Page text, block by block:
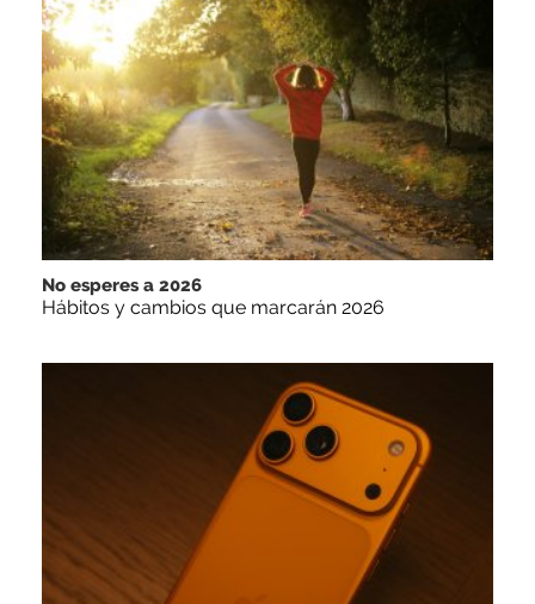
No esperes a 2026
Hábitos y cambios que marcarán 2026